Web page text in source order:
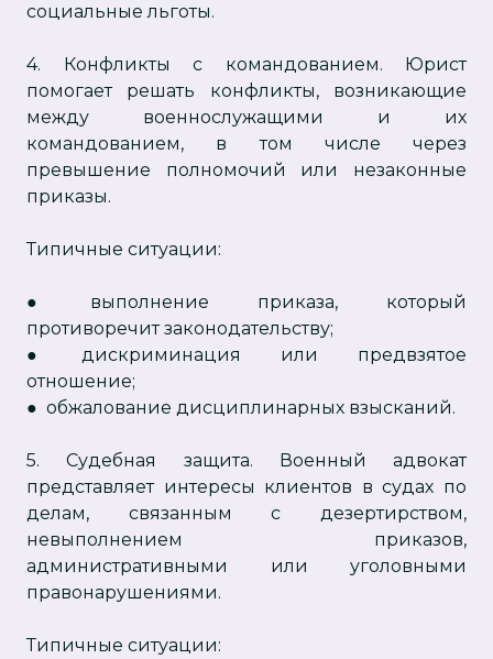
социальные льготы.
4. Конфликты с командованием. Юрист
помогает решать конфликты, возникающие
между военнослужащими и их
командованием, в том числе через
превышение полномочий или незаконные
приказы.
Типичные ситуации:
● выполнение приказа, который
противоречит законодательству;
● дискриминация или предвзятое
отношение;
● обжалование дисциплинарных взысканий.
5. Судебная защита. Военный адвокат
представляет интересы клиентов в судах по
делам, связанным с дезертирством,
невыполнением приказов,
административными или уголовными
правонарушениями.
Типичные ситуации: